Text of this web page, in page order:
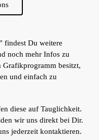
findest Du weitere
noch mehr Infos zu
besitzt,
und einfach zu
diese auf Tauglichkeit.
wir uns direkt bei Dir.
jederzeit kontaktieren.